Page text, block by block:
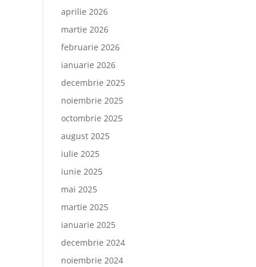
aprilie 2026
martie 2026
februarie 2026
ianuarie 2026
decembrie 2025
noiembrie 2025
octombrie 2025
august 2025
iulie 2025
iunie 2025
mai 2025
martie 2025
ianuarie 2025
decembrie 2024
noiembrie 2024